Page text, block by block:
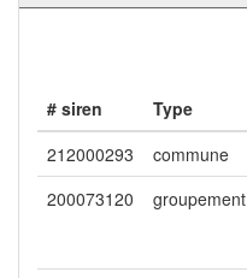
# siren Type
212000293
commune
200073120
groupement